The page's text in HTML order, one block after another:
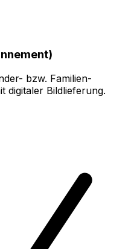
bzw. Familien-
digitaler Bildlieferung.